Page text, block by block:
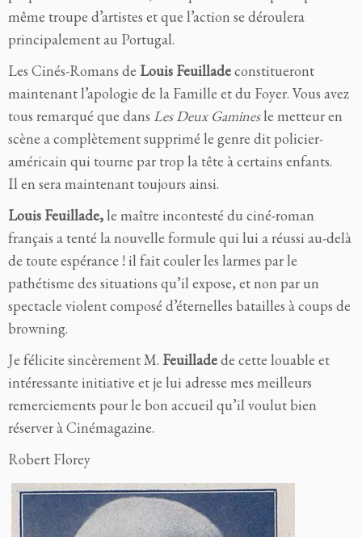
même troupe d’artistes et que l’action se déroulera
principalement au Portugal.
Les Cinés-Romans de Louis Feuilladeconstitueront
maintenant l’apologie de la Famille et du Foyer. Vous avez
tous remarqué que dans Les Deux Gaminesle metteur en
scène a complètement supprimé le genre dit policier-
américain qui tourne par trop la tête à certains enfants.
Il en sera maintenant toujours ainsi.
Louis Feuillade,le maître incontesté du ciné-roman
français a tenté la nouvelle formule qui lui a réussi au-delà
de toute espérance ! il fait couler les larmes par le
pathétisme des situations qu’il expose, et non par un
spectacle violent composé d’éternelles batailles à coups de
browning.
Je félicite sincèrement M. Feuilladede cette louable et
intéressante initiative et je lui adresse mes meilleurs
remerciements pour le bon accueil qu’il voulut bien
réserver à Cinémagazine.
Robert Florey